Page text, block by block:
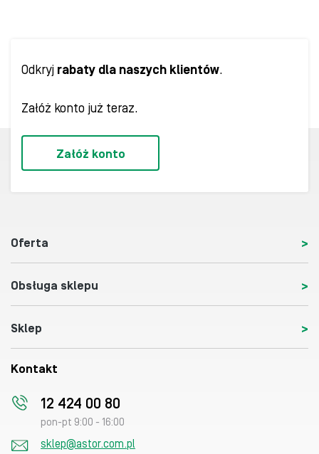
Odkryj rabaty dla naszych klientów.
Załóż konto już teraz.
Załóż konto
Oferta
Obsługa sklepu
Sklep
Kontakt
12 424 00 80
pon-pt 9:00 - 16:00
sklep@astor.com.pl